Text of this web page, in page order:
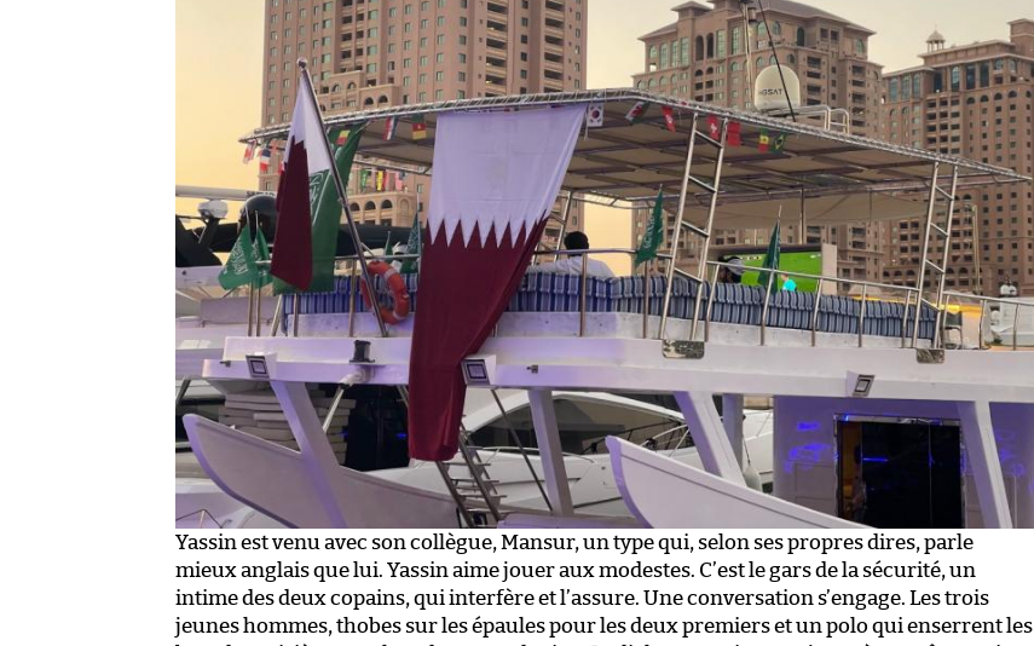
Yassin est venu avec son collègue, Mansur, un type qui, selon ses propres dires, parle
mieux anglais que lui. Yassin aime jouer aux modestes. C’est le gars de la sécurité, un
intime des deux copains, qui interfère et l’assure. Une conversation s’engage. Les trois
jeunes hommes, thobes sur les épaules pour les deux premiers et un polo qui enserrent les